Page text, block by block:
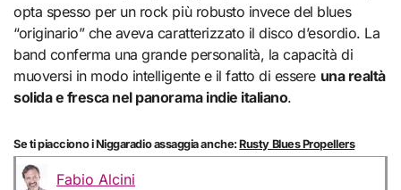
opta spesso per un rock più robusto invece del blues
“originario” che aveva caratterizzato il disco d’esordio. La
band conferma una grande personalità, la capacità di
muoversi in modo intelligente e il fatto di essere una realtà
solida e fresca nel panorama indie italiano.
Se ti piacciono i Niggaradio assaggia anche:Rusty Blues Propellers
Fabio Alcini